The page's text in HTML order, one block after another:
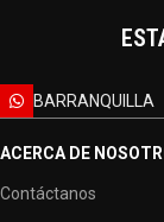
BARRANQUILLA
ACERCA DE
Contáctanos